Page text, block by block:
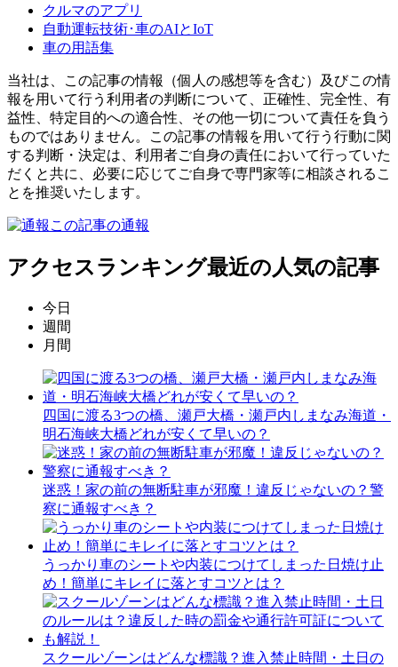
クルマのアプリ
自動運転技術･車のAIとIoT
車の用語集
当社は、この記事の情報（個人の感想等を含む）及びこの情
報を用いて行う利用者の判断について、正確性、完全性、有
益性、特定目的への適合性、その他一切について責任を負う
ものではありません。この記事の情報を用いて行う行動に関
する判断・決定は、利用者ご自身の責任において行っていた
だくと共に、必要に応じてご自身で専門家等に相談されるこ
とを推奨いたします。
この記事の通報
アクセスランキング最近の人気の記事
今日
週間
月間
四国に渡る3つの橋、瀬戸大橋・瀬戸内しまなみ海道・
明石海峡大橋どれが安くて早いの？
迷惑！家の前の無断駐車が邪魔！違反じゃないの？警
察に通報すべき？
うっかり車のシートや内装につけてしまった日焼け止
め！簡単にキレイに落とすコツとは？
スクールゾーンはどんな標識？進入禁止時間・土日の